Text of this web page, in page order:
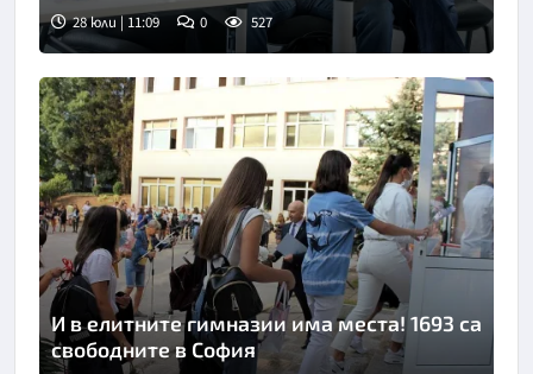
28 юли | 11:09 0 527
И в елитните гимназии има места! 1693 са
свободните в София